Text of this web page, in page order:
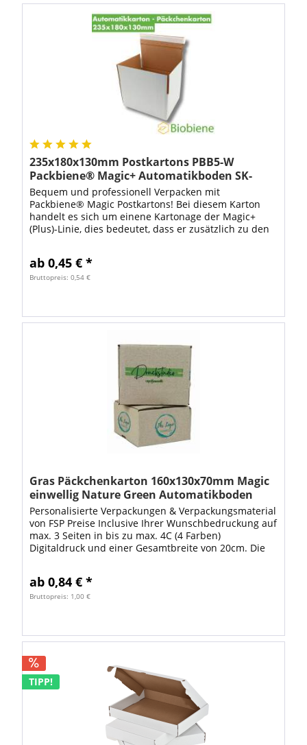
235x180x130mm Postkartons PBB5-W
Packbiene® Magic+ Automatikboden SK-
Verschluss
Bequem und professionell Verpacken mit
Packbiene® Magic Postkartons! Bei diesem Karton
handelt es sich um einene Kartonage der Magic+
(Plus)-Linie, dies bedeutet, dass er zusätzlich zu den
ab 0,45 € *
Bruttopreis: 0,54 €
Gras Päckchenkarton 160x130x70mm Magic
einwellig Nature Green Automatikboden
Bedruckt
Personalisierte Verpackungen & Verpackungsmaterial
von FSP Preise Inclusive Ihrer Wunschbedruckung auf
max. 3 Seiten in bis zu max. 4C (4 Farben)
Digitaldruck und einer Gesamtbreite von 20cm. Die
ab 0,84 € *
Bruttopreis: 1,00 €
TIPP!